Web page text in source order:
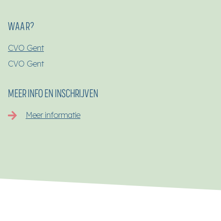
WAAR?
CVO Gent
CVO Gent
MEER INFO EN INSCHRIJVEN
Meer informatie